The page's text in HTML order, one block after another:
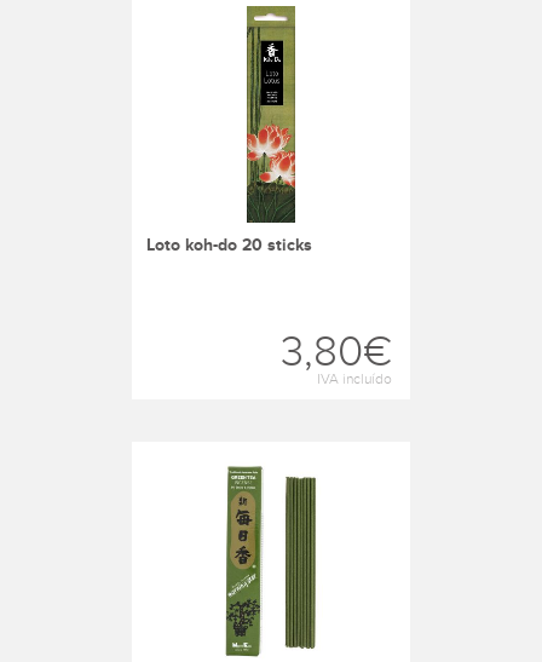
loto koh-do 20 sticks
3,80€
IVA incluído